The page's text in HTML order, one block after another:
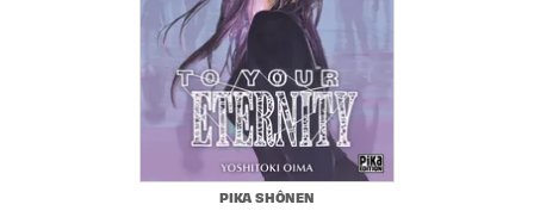
PIKA SHÔNEN